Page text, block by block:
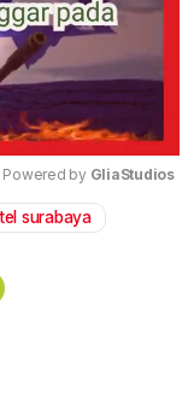
Mute
Powered by GliaStudios
surabaya